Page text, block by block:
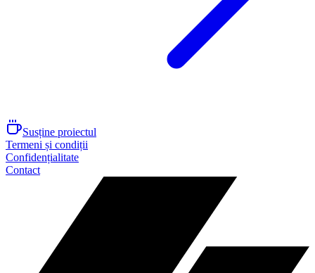
Susține proiectul
Termeni și condiții
Confidențialitate
Contact